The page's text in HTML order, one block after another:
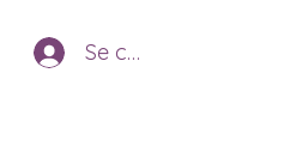
Se connecter